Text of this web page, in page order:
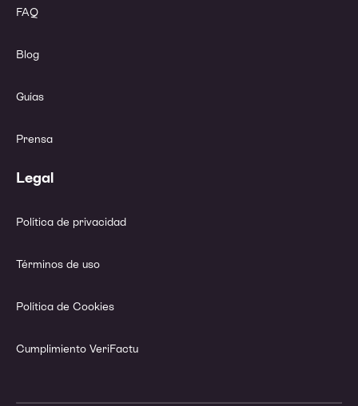
FAQ
Blog
Guías
Prensa
Legal
Política de privacidad
Términos de uso
Política de Cookies
Cumplimiento VeriFactu